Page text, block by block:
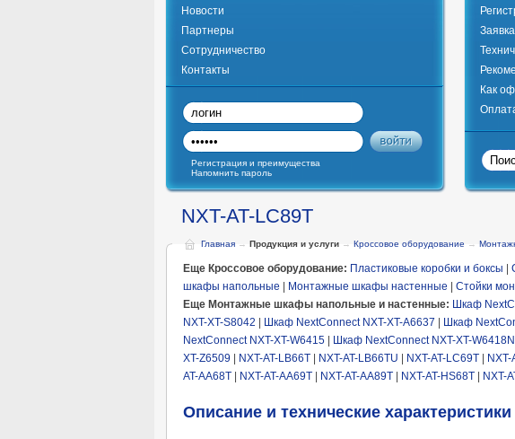
Новости
Партнеры
Сотрудничество
Контакты
Как
Регистрация и преимущества
Напомнить пароль
NXT-AT-LC89T
Главная → Продукция и услуги → Кроссовое оборудование →
Еще Кроссовое оборудование: Пластиковые коробки и боксы
шкафы напольные
Монтажные шкафы настенные Стойки
Еще Монтажные шкафы напольные и настенные: Шкаф
NXT-XT-S8042
Шкаф NextConnect NXT-XT-A6637 Шкаф
NextConnect NXT-XT-W6415
Шкаф NextConnect NXT-XT-
XT-Z6509
NXT-AT-LB66T NXT-AT-LB66TU NXT-AT-LC69T
AT-AA68T
NXT-AT-AA69T NXT-AT-AA89T NXT-AT-HS68T NXT-
Описание и технические характеристики